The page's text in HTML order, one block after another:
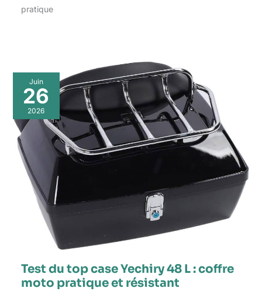
pratique
Juin
26
2026
Test du top case Yechiry 48 L : coffre
moto pratique et résistant